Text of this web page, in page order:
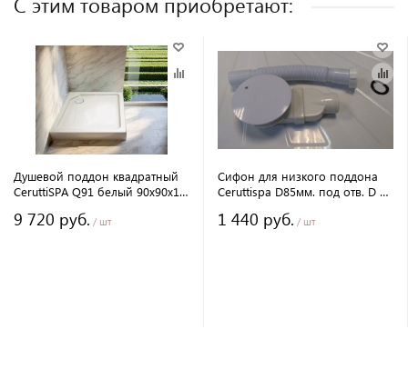
Душевой поддон квадратный
CeruttiSPA Q91 белый 90х90х15
9 720 руб. / шт
Сифон для низкого поддона
Ceruttispa D85мм. под отв. D от
поддонам Ceruttispa
1 440 руб. / шт